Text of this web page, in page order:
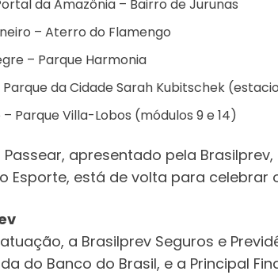
da Amazônia – Bairro de Jurunas
– Aterro do Flamengo
– Parque Harmonia
da Cidade Sarah Kubitschek
– Parque Villa-Lobos (módulos 9 e 14)
Passear, apresentado pela
Esporte, está de volta para
a Brasilprev Seguros e
do Banco do Brasil, e a Principal